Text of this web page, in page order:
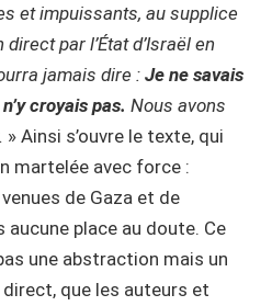
et impuissants, au supplice
par l’État d’Israël en
jamais dire : Je ne savais
croyais pas. Nous avons
» Ainsi s’ouvre le texte, qui
martelée avec force :
de Gaza et de
aucune place au doute. Ce
une abstraction mais un
que les auteurs et